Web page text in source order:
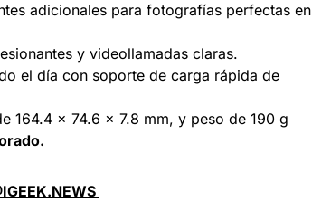
adicionales para fotografías perfectas en
y videollamadas claras.
el día con soporte de carga rápida de
164.4 x 74.6 x 7.8 mm, y peso de 190 g